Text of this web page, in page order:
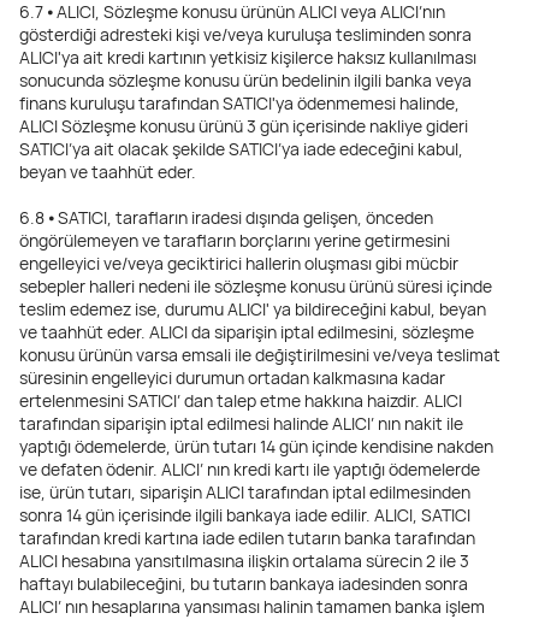
6.7 ⦁ ALICI, Sözleşme konusu ürünün ALICI veya ALICI’nın
gösterdiği adresteki kişi ve/veya kuruluşa tesliminden sonra
ALICI'ya ait kredi kartının yetkisiz kişilerce haksız kullanılması
sonucunda sözleşme konusu ürün bedelinin ilgili banka veya
finans kuruluşu tarafından SATICI'ya ödenmemesi halinde,
ALICI Sözleşme konusu ürünü 3 gün içerisinde nakliye gideri
SATICI’ya ait olacak şekilde SATICI’ya iade edeceğini kabul,
beyan ve taahhüt eder.
6.8 ⦁ SATICI, tarafların iradesi dışında gelişen, önceden
öngörülemeyen ve tarafların borçlarını yerine getirmesini
engelleyici ve/veya geciktirici hallerin oluşması gibi mücbir
sebepler halleri nedeni ile sözleşme konusu ürünü süresi içinde
teslim edemez ise, durumu ALICI' ya bildireceğini kabul, beyan
ve taahhüt eder. ALICI da siparişin iptal edilmesini, sözleşme
konusu ürünün varsa emsali ile değiştirilmesini ve/veya teslimat
süresinin engelleyici durumun ortadan kalkmasına kadar
ertelenmesini SATICI’ dan talep etme hakkına haizdir. ALICI
tarafından siparişin iptal edilmesi halinde ALICI’ nın nakit ile
yaptığı ödemelerde, ürün tutarı 14 gün içinde kendisine nakden
ve defaten ödenir. ALICI’ nın kredi kartı ile yaptığı ödemelerde
ise, ürün tutarı, siparişin ALICI tarafından iptal edilmesinden
sonra 14 gün içerisinde ilgili bankaya iade edilir. ALICI, SATICI
tarafından kredi kartına iade edilen tutarın banka tarafından
ALICI hesabına yansıtılmasına ilişkin ortalama sürecin 2 ile 3
haftayı bulabileceğini, bu tutarın bankaya iadesinden sonra
ALICI’ nın hesaplarına yansıması halinin tamamen banka işlem